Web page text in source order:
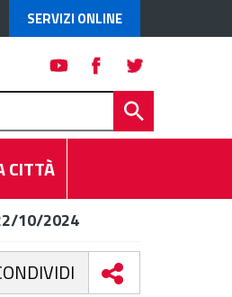
SERVIZI ONLINE
CITTÀ
10/2024